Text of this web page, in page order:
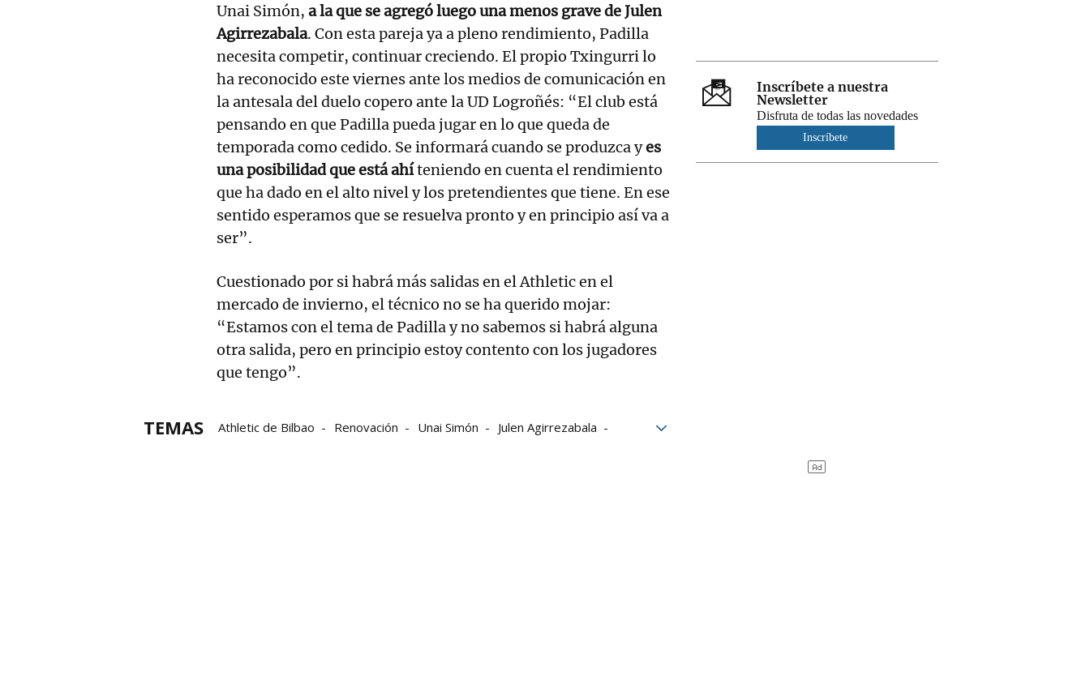
Unai Simón, a la que se agregó luego una menos grave de Julen
Agirrezabala. Con esta pareja ya a pleno rendimiento, Padilla
necesita competir, continuar creciendo. El propio Txingurri lo
ha reconocido este viernes ante los medios de comunicación en
la antesala del duelo copero ante la UD Logroñés: “El club está
pensando en que Padilla pueda jugar en lo que queda de
temporada como cedido. Se informará cuando se produzca yes
una posibilidad que está ahíteniendo en cuenta el rendimiento
que ha dado en el alto nivel y los pretendientes que tiene. En ese
sentido esperamos que se resuelva pronto y en principio así va a
ser”.
Cuestionado por si habrá más salidas en el Athletic en el
mercado de invierno, el técnico no se ha querido mojar:
“Estamos con el tema de Padilla y no sabemos si habrá alguna
otra salida, pero en principio estoy contento con los jugadores
que tengo”.
TEMAS Athletic de Bilbao Renovación Unai Simón
Julen Agirrezabala
Inscríbete a nuestra
Newsletter
Disfruta de todas las novedades
Inscríbete